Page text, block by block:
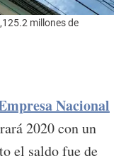
millones de
Nacional
2020 con un
el saldo fue de